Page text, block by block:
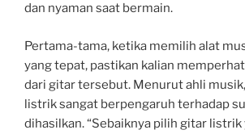
dan nyaman saat bermain.
Pertama-tama, ketika memilih alat
yang tepat, pastikan kalian
dari gitar tersebut. Menurut ahli
listrik sangat berpengaruh terhadap
dihasilkan. “Sebaiknya pilih gitar listrik